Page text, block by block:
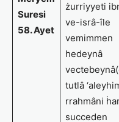
Suresi
58. Ayet
żurriyyeti
ve-isrâ-île
vemimmen
hedeynâ
tutlâ
rrahmâni
succeden